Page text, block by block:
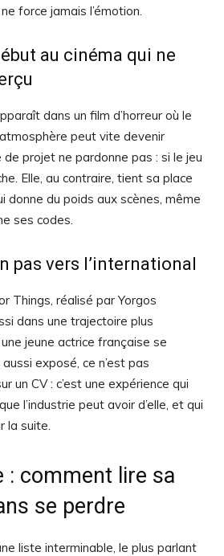
force jamais l’émotion.
au cinéma qui ne
dans un film d’horreur où le
peut vite devenir
projet ne pardonne pas : si le jeu
Elle, au contraire, tient sa place
donne du poids aux scènes, même
ses codes.
pas vers l’international
Things, réalisé par Yorgos
dans une trajectoire plus
jeune actrice française se
exposé, ce n’est pas
un CV : c’est une expérience qui
l’industrie peut avoir d’elle, et qui
la suite.
: comment lire sa
se perdre
liste interminable, le plus parlant